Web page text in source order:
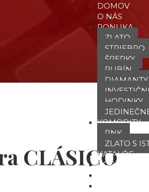
DOMOV
O NÁS
PONUKA
ZLATO
STRIEBRO
ŠPERKY
RUBÍN
DIAMANTY
HODINKY
KOMODITY
PNK
ZLATO S
KATALÓG
POBOČKY
CLÁSICO